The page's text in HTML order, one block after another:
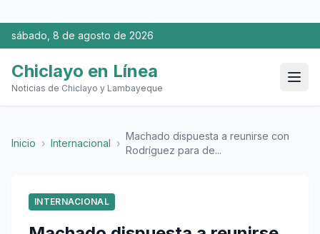
sábado, 8 de agosto de 2026
Chiclayo en Línea
Noticias de Chiclayo y Lambayeque
Inicio › Internacional ›
Machado dispuesta a reunirse con
Rodríguez para de...
INTERNACIONAL